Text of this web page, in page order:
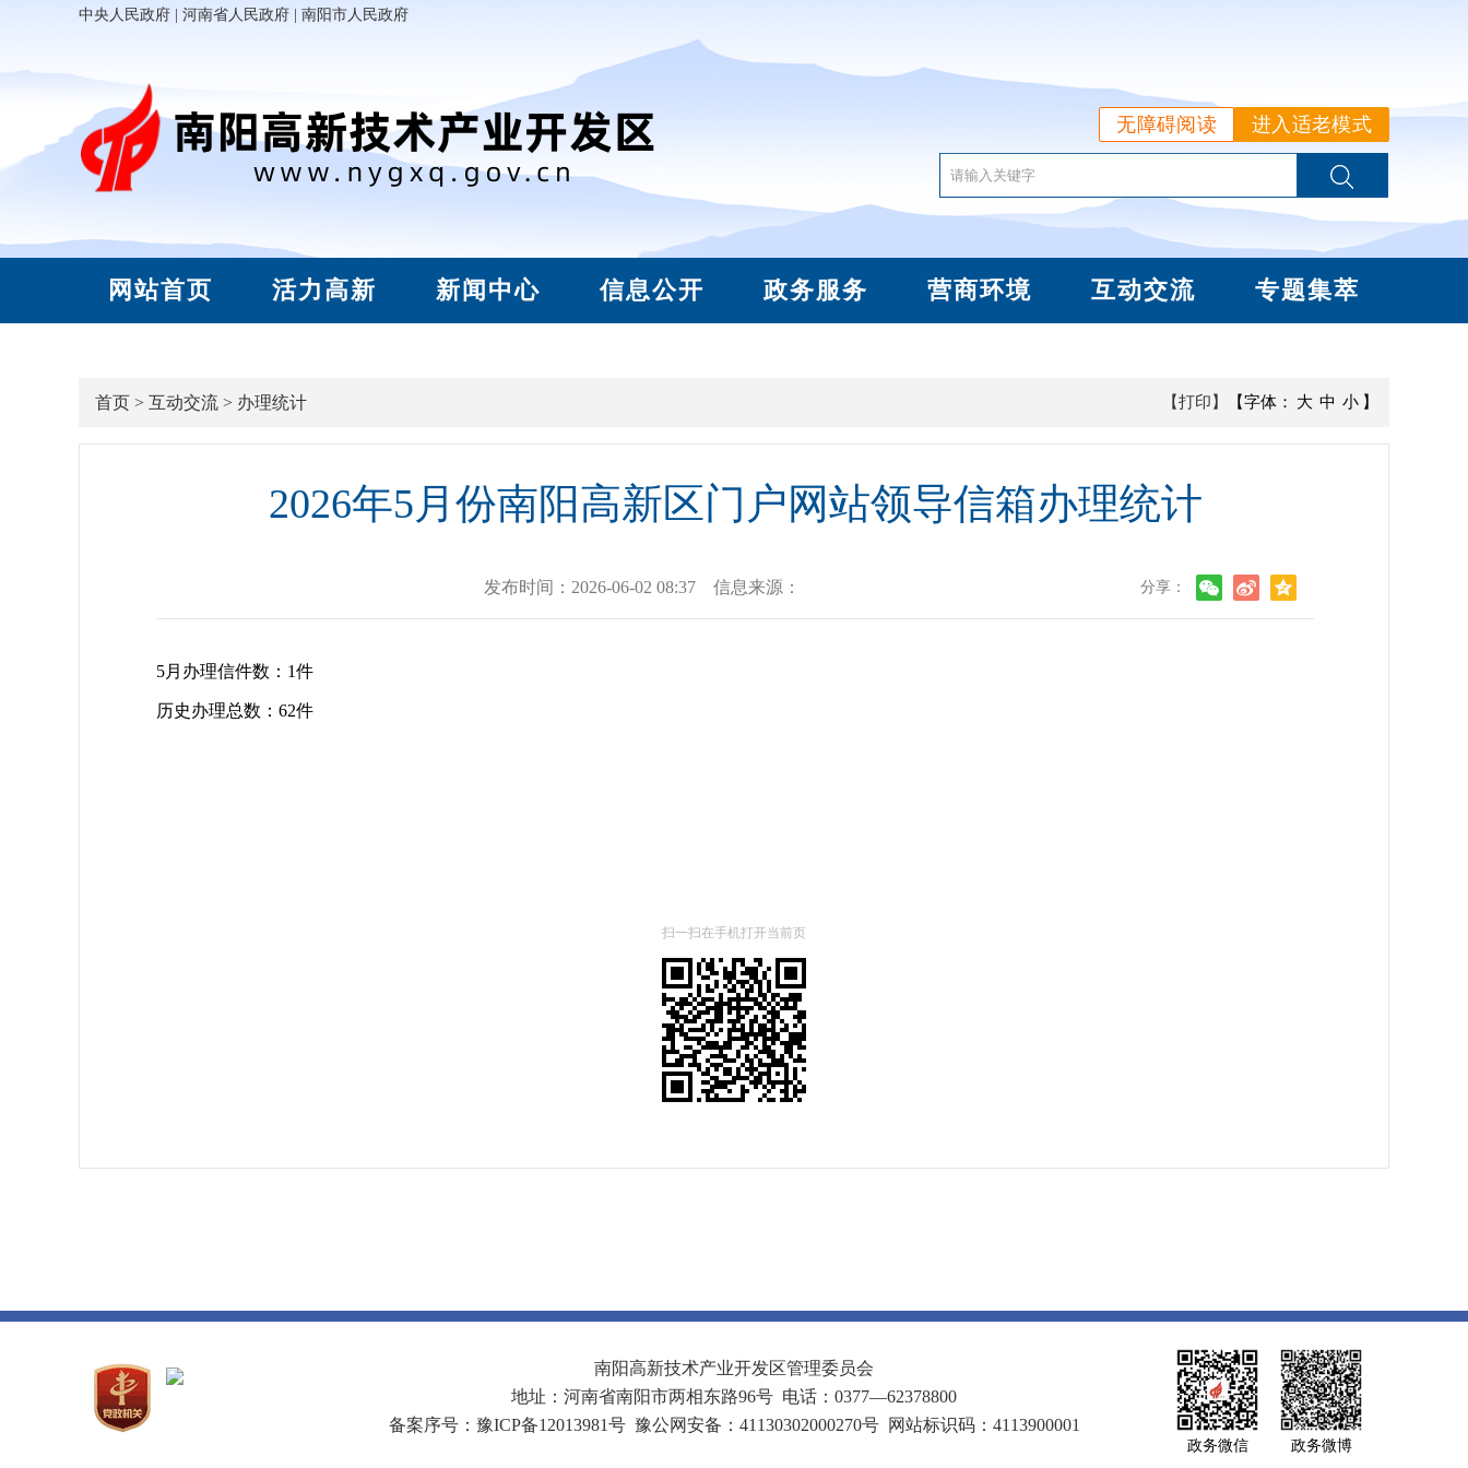
中央人民政府 河南省人民政府 南阳市人民政府
进入适老模式
无障碍阅读
网站首页 活力高新 新闻中心 信息公开 政务服务 营商环境 互动交流 专题集萃
首页 > 互动交流 > 办理统计 【打印】 【字体： 大 中 小 】
2026年5月份南阳高新区门户网站领导信箱办理统计
发布时间： 2026-06-02 08:37 信息来源： 分享：
5月办理信件数：1件
历史办理总数：62件
扫一扫在手机打开当前页
南阳高新技术产业开发区管理委员会
地址：河南省南阳市两相东路96号 电话：0377—62378800
备案序号：豫ICP备12013981号 豫公网安备：41130302000270号网站标识码：4113900001
政务微信 政务微博